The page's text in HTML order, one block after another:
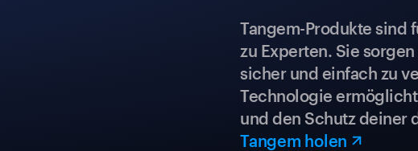
Tangem-Produkte sind
zu Experten. Sie
sicher und einfach zu
Technologie
und den Schutz deiner
Tangem holen